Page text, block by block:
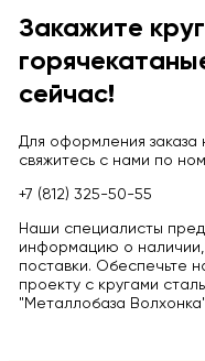
Закажите
сейчас!
Для оформления заказа
свяжитесь с нами по
+7 (812) 325-50-55
Наши специалисты
информацию о наличии,
поставки. Обеспечьте
проекту с кругами
"Металлобаза